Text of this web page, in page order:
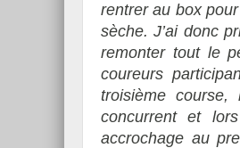
rentrer au box
sèche. J’ai donc
remonter tout le
coureurs
troisième
concurrent et
accrochage au